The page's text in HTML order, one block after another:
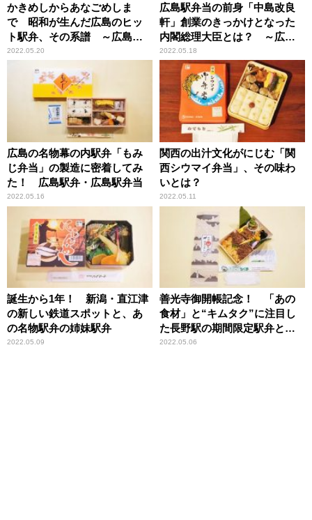
かきめしからあなごめしま
で 昭和が生んだ広島のヒッ
ト駅弁、その系譜 ～広島駅
弁・広島駅弁当
2022.05.20
広島駅弁当の前身「中島改良
軒」創業のきっかけとなった
内閣総理大臣とは？ ～広島
駅弁・広島駅弁当
2022.05.18
広島の名物幕の内駅弁「もみ
じ弁当」の製造に密着してみ
た！ 広島駅弁・広島駅弁当
2022.05.16
関西の出汁文化がにじむ「関
西シウマイ弁当」、その味わ
いとは？
2022.05.11
誕生から1年！ 新潟・直江津
の新しい鉄道スポットと、あ
の名物駅弁の姉妹駅弁
2022.05.09
善光寺御開帳記念！ 「あの
食材」と“キムタク”に注目し
た長野駅の期間限定駅弁と
は？
2022.05.06